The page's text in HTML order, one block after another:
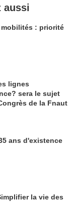
aussi
: priorité
lignes
sera le sujet
de la Fnaut
ans d'existence
la vie des